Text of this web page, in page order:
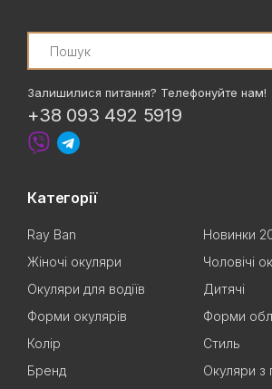
Search
Залишилися питання? Телефонуйте нам!
+38 093 492 5919
Категорії
Ray Ban
Новинки
Жіночі окуляри
Чоловічі
Окуляри для водіїв
Дитячі
Форми окулярів
Форми
Колір
Стиль
Бренд
Окуляри з